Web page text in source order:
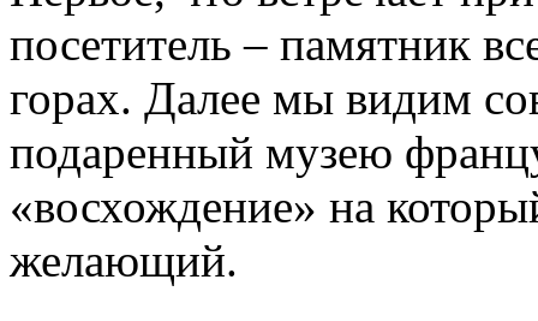
посетитель – памятник
горах. Далее мы видим
подаренный музею
«восхождение» на
желающий.